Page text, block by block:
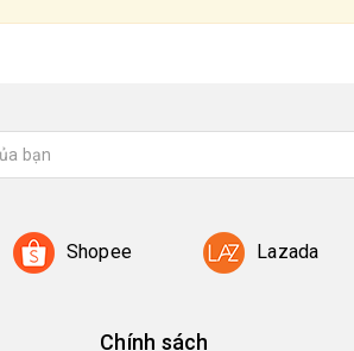
Shopee Lazada
Chính sách